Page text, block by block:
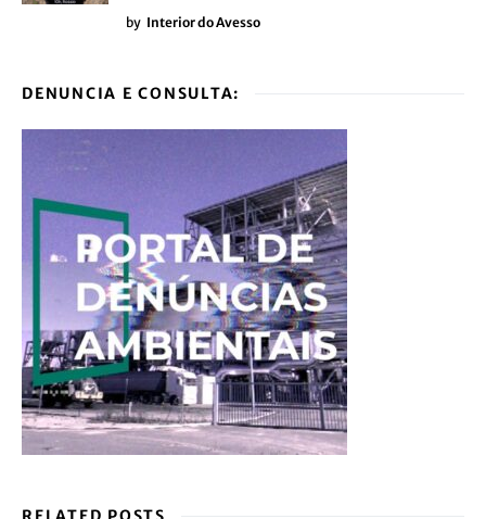
by Interior do Avesso
DENUNCIA E CONSULTA: